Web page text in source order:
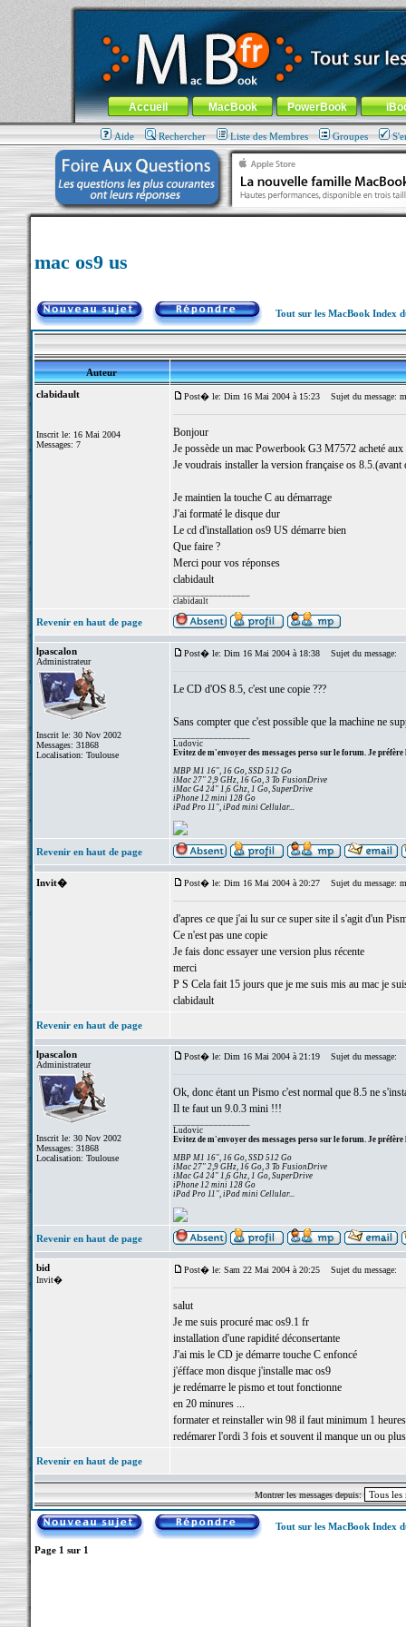
MacBook-fr.com : 100% Apple... 100% nomade !
Aller au contenu-Aller au menu général-Aller au menu de
Menu général
Accueil MacBook PowerBook
Aide Rechercher Liste des Membres Groupes
mac os9 us
Tout sur les MacBook Index
Auteur
clabidault
Inscrit le: 16 Mai 2004
Messages: 7
Post� le: Dim 16 Mai 2004 à 15:23 Sujet du message:
Bonjour
Je possède un mac Powerbook G3 M7572 acheté
Je voudrais installer la version française os
Je maintien la touche C au démarrage
J'ai formaté le disque dur
Le cd d'installation os9 US démarre bien
Que faire ?
Merci pour vos réponses
clabidault
clabidault
Revenir en haut de page
lpascalon
Administrateur
Inscrit le: 30 Nov 2002
Messages: 31868
Localisation: Toulouse
Post� le: Dim 16 Mai 2004 à 18:38 Sujet du message:
Le CD d'OS 8.5, c'est une copie ???
Sans compter que c'est possible que la machine ne
Ludovic
Evitez de m'envoyer des messages perso sur le forum. Je préfère
MBP M1 16", 16 Go, SSD 512 Go
iMac 27" 2,9 GHz, 16 Go, 3 To FusionDrive
iMac G4 24" 1,6 Ghz, 1 Go, SuperDrive
iPhone 12 mini 128 Go
iPad Pro 11", iPad mini Cellular...
Revenir en haut de page
Invit� Post� le: Dim 16 Mai 2004 à 20:27 Sujet du message:
d'apres ce que j'ai lu sur ce super site il s'agit d'un
Ce n'est pas une copie
Je fais donc essayer une version plus récente
merci
P S Cela fait 15 jours que je me suis mis au mac je
clabidault
Revenir en haut de page
lpascalon
Administrateur
Inscrit le: 30 Nov 2002
Messages: 31868
Localisation: Toulouse
Post� le: Dim 16 Mai 2004 à 21:19 Sujet du message:
Ok, donc étant un Pismo c'est normal que 8.5 ne
Il te faut un 9.0.3 mini !!!
Ludovic
Evitez de m'envoyer des messages perso sur le forum. Je préfère
MBP M1 16", 16 Go, SSD 512 Go
iMac 27" 2,9 GHz, 16 Go, 3 To FusionDrive
iMac G4 24" 1,6 Ghz, 1 Go, SuperDrive
iPhone 12 mini 128 Go
iPad Pro 11", iPad mini Cellular...
Revenir en haut de page
bid
Invit�
Post� le: Sam 22 Mai 2004 à 20:25 Sujet du message:
salut
Je me suis procuré mac os9.1 fr
installation d'une rapidité déconsertante
J'ai mis le CD je démarre touche C enfoncé
j'éfface mon disque j'installe mac os9
je redémarre le pismo et tout fonctionne
en 20 minures ...
formater et reinstaller win 98 il faut minimum 1 heures
redémarer l'ordi 3 fois et souvent il manque un ou
Revenir en haut de page
Montrer les messages depuis:
Tout sur les MacBook Index
Page 1 sur 1